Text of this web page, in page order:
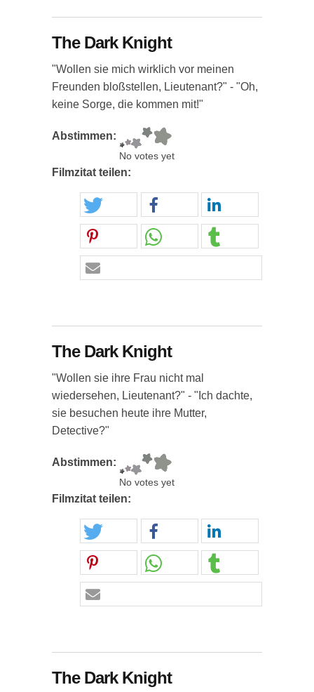
The Dark Knight
"Wollen sie mich wirklich vor meinen
Freunden bloßstellen, Lieutenant?" - "Oh,
keine Sorge, die kommen mit!"
Abstimmen:
No votes yet
Filmzitat teilen:
The Dark Knight
"Wollen sie ihre Frau nicht mal
wiedersehen, Lieutenant?" - "Ich dachte,
sie besuchen heute ihre Mutter,
Detective?"
Abstimmen:
No votes yet
Filmzitat teilen:
The Dark Knight